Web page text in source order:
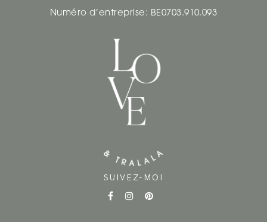
Numéro d’entreprise: BE0703.910.093
SUIVEZ-MOI